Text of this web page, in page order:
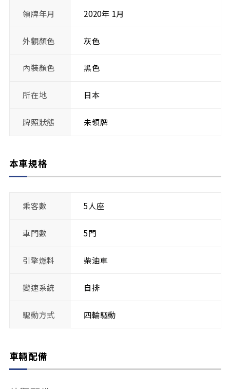
領牌年月 2020年 1月
外觀顏色 灰色
內裝顏色 黑色
所在地 日本
牌照狀態 未領牌
本車規格
乘客數 5人座
車門數 5門
引擎燃料 柴油車
變速系統 自排
驅動方式 四輪驅動
車輛配備